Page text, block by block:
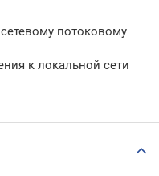
потоковому
к локальной сети